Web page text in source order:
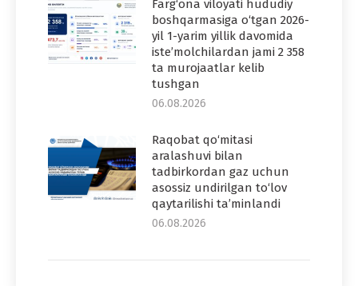
Farg‘ona viloyati hududiy
boshqarmasiga o‘tgan 2026-
yil 1-yarim yillik davomida
iste’molchilardan jami 2 358
ta murojaatlar kelib
tushgan
06.08.2026
Raqobat qo‘mitasi
aralashuvi bilan
tadbirkordan gaz uchun
asossiz undirilgan to‘lov
qaytarilishi ta’minlandi
06.08.2026